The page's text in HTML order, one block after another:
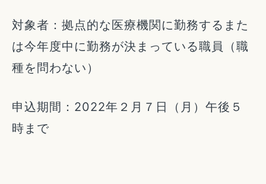
対象者：拠点的な医療機関に勤務するまた
は今年度中に勤務が決まっている職員（職
種を問わない）
申込期間：2022年２月７日（月）午後５
時まで